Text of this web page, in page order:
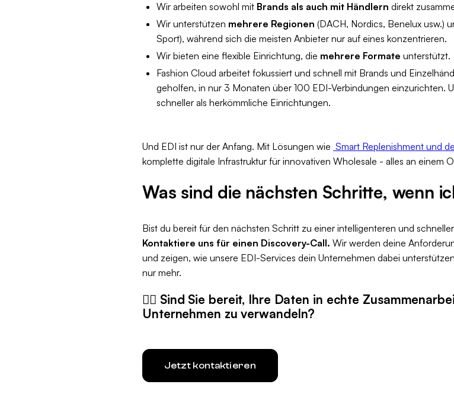
Wir arbeiten sowohl mit Brands als auch mit Händlern direkt
Wir unterstützen mehrere Regionen (DACH, Nordics, Benelux usw.)
Sport), während sich die meisten Anbieter nur auf eines konzentrieren.
Wir bieten eine flexible Einrichtung, die mehrere Formate unterstützt.
Fashion Cloud arbeitet fokussiert und schnell mit Brands und
geholfen, in nur 3 Monaten über 100 EDI-Verbindungen einzurichten.
schneller als herkömmliche Einrichtungen.
Und EDI ist nur der Anfang. Mit Lösungen wie Smart Replenishment und
komplette digitale Infrastruktur für innovativen Wholesale - alles an einem
Was sind die nächsten Schritte, wenn
Bist du bereit für den nächsten Schritt zu einer intelligenteren und
Kontaktiere uns für einen Discovery-Call. Wir werden deine
und zeigen, wie unsere EDI-Services dein Unternehmen dabei
nur mehr.
👉🏼 Sind Sie bereit, Ihre Daten in echte
Unternehmen zu verwandeln?
Jetzt kontaktieren